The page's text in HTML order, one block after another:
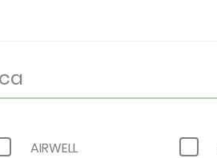
AIRWELL